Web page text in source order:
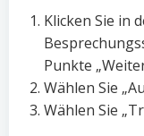
Klicken Sie in
Punkte
Wählen Sie
Wählen Sie